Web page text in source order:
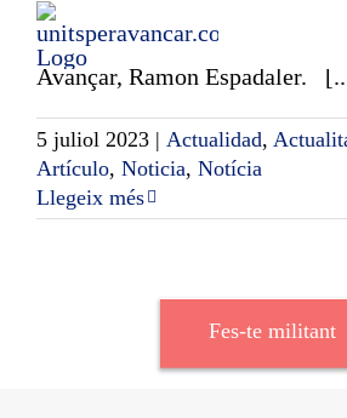
Skip
content
Article del secretari general
Avançar, Ramon Espadaler.
5 juliol 2023 | Actualidad,
Artículo, Noticia, Notícia
Llegeix més
Fes-te militant